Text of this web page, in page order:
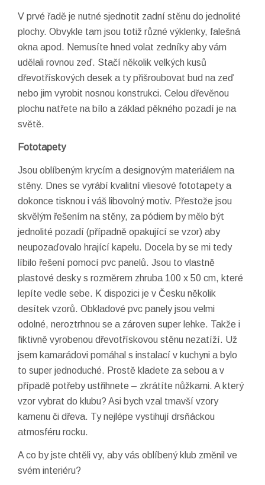
V prvé řadě je nutné sjednotit zadní stěnu do jednolité
plochy. Obvykle tam jsou totiž různé výklenky, falešná
okna apod. Nemusíte hned volat zedníky aby vám
udělali rovnou zeď. Stačí několik velkých kusů
dřevotřískových desek a ty přišroubovat bud na zeď
nebo jim vyrobit nosnou konstrukci. Celou dřevěnou
plochu natřete na bílo a základ pěkného pozadí je na
světě.
Fototapety
Jsou oblíbeným krycím a designovým materiálem na
stěny. Dnes se vyrábí kvalitní vliesové fototapety a
dokonce tisknou i váš libovolný motiv. Přestože jsou
skvělým řešením na stěny, za pódiem by mělo být
jednolité pozadí (případně opakující se vzor) aby
neupozaďovalo hrající kapelu. Docela by se mi tedy
líbilo řešení pomocí pvc panelů. Jsou to vlastně
plastové desky s rozměrem zhruba 100 x 50 cm, které
lepíte vedle sebe. K dispozici je v Česku několik
desítek vzorů. Obkladové pvc panely jsou velmi
odolné, neroztrhnou se a zároven super lehke. Takže i
fiktivně vyrobenou dřevotřískovou stěnu nezatíží. Už
jsem kamarádovi pomáhal s instalací v kuchyni a bylo
to super jednoduché. Prostě kladete za sebou a v
případě potřeby ustřihnete – zkrátíte nůžkami. A který
vzor vybrat do klubu? Asi bych vzal tmavší vzory
kamenu či dřeva. Ty nejlépe vystihují drsňáckou
atmosféru rocku.
A co by jste chtěli vy, aby vás oblíbený klub změnil ve
svém interiéru?